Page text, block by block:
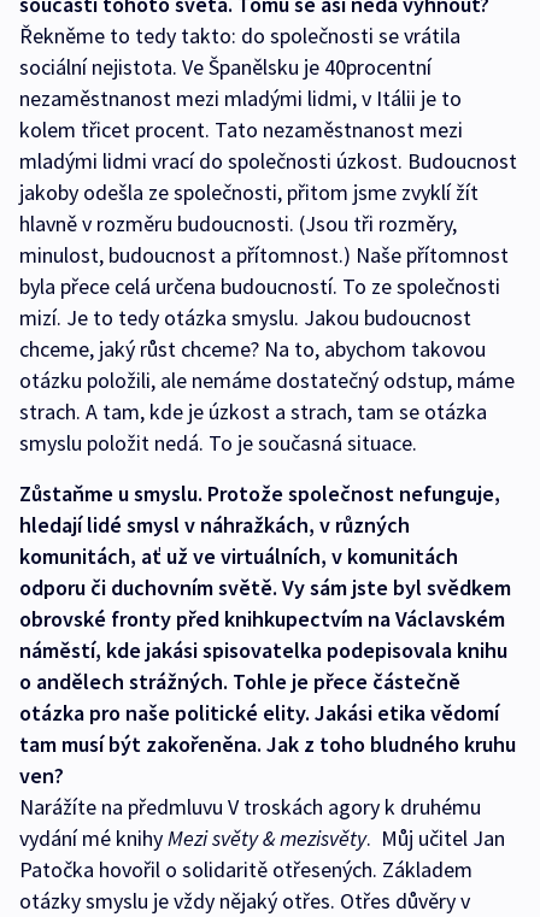
Řekněme to tedy takto: do společnosti se vrátila
sociální nejistota. Ve Španělsku je 40procentní
nezaměstnanost mezi mladými lidmi, v Itálii je to
kolem třicet procent. Tato nezaměstnanost mezi
mladými lidmi vrací do společnosti úzkost. Budoucnost
jakoby odešla ze společnosti, přitom jsme zvyklí žít
hlavně v rozměru budoucnosti. (Jsou tři rozměry,
minulost, budoucnost a přítomnost.) Naše přítomnost
byla přece celá určena budoucností. To ze společnosti
mizí. Je to tedy otázka smyslu. Jakou budoucnost
chceme, jaký růst chceme? Na to, abychom takovou
otázku položili, ale nemáme dostatečný odstup, máme
strach. A tam, kde je úzkost a strach, tam se otázka
smyslu položit nedá. To je současná situace.
Zůstaňme u smyslu. Protože společnost nefunguje,
hledají lidé smysl v náhražkách, v různých
komunitách, ať už ve virtuálních, v komunitách
odporu či duchovním světě. Vy sám jste byl svědkem
obrovské fronty před knihkupectvím na Václavském
náměstí, kde jakási spisovatelka podepisovala knihu
o andělech strážných. Tohle je přece částečně
otázka pro naše politické elity. Jakási etika vědomí
tam musí být zakořeněna. Jak z toho bludného kruhu
ven?
Narážíte na předmluvu V troskách agory k druhému
vydání mé knihyMezi světy & mezisvěty. Můj učitel Jan
Patočka hovořil o solidaritě otřesených. Základem
otázky smyslu je vždy nějaký otřes. Otřes důvěry v